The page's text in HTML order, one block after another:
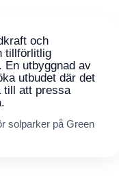
och
tillförlitlig
En utbyggnad av
utbudet där det
till att pressa
solparker på Green